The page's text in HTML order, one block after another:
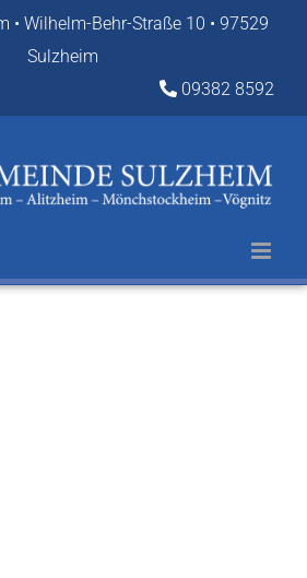
• Wilhelm-Behr-Straße 10 • 97529
Sulzheim
09382 8592